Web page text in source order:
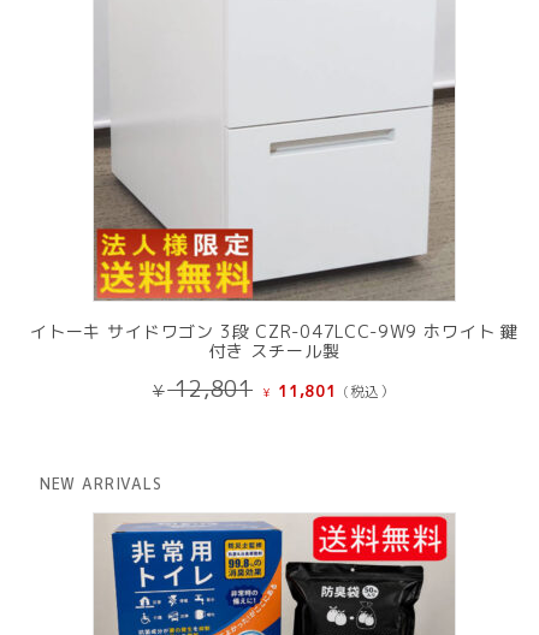
イトーキ サイドワゴン 3段 CZR-047LCC-9W9 ホワイト 鍵
付き スチール製
¥12,801 元
で
し
た。
¥ 11,801 現
¥ 11,801
で
す。
(税込）
NEW ARRIVALS